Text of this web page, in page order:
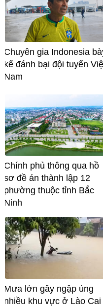
Chuyên gia Indonesia
kế đánh bại đội tuyển
Nam
Chính phủ thông qua hồ
sơ đề án thành lập 12
phường thuộc tỉnh Bắc
Ninh
Mưa lớn gây ngập úng
nhiều khu vực ở Lào Cai